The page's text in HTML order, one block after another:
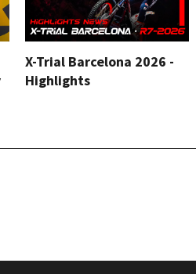
X-Trial Barcelona 2026 -
Highlights